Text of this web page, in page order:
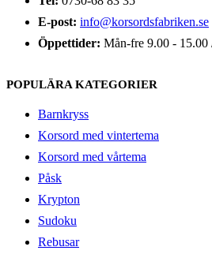
E-post: info@korsordsfabriken.se
Öppettider: Mån-fre 9.00 - 15.00
POPULÄRA KATEGORIER
Barnkryss
Korsord med vintertema
Korsord med vårtema
Påsk
Krypton
Sudoku
Rebusar